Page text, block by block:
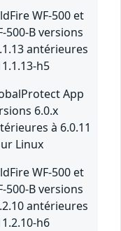
WF-500 et
500-B versions
antérieures
h5
App
6.0.x
à 6.0.11
Linux
WF-500 et
500-B versions
antérieures
h6